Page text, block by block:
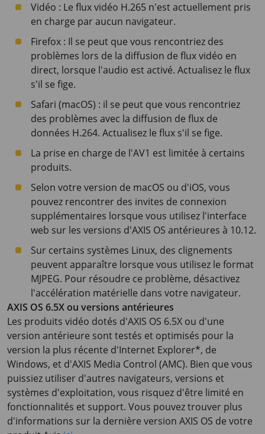
Vidéo : Le flux vidéo H.265 n'est actuellement pris
en charge par aucun navigateur.
Firefox : Il se peut que vous rencontriez des
problèmes lors de la diffusion de flux vidéo en
direct, lorsque l'audio est activé. Actualisez le flux
s'il se fige.
Safari (macOS) : il se peut que vous rencontriez
des problèmes avec la diffusion de flux de
données H.264. Actualisez le flux s'il se fige.
La prise en charge de l'AV1 est limitée à certains
produits.
Selon votre version de macOS ou d'iOS, vous
pouvez rencontrer des invites de connexion
supplémentaires lorsque vous utilisez l'interface
web sur les versions d'AXIS OS antérieures à 10.12.
Sur certains systèmes Linux, des clignements
peuvent apparaître lorsque vous utilisez le format
MJPEG. Pour résoudre ce problème, désactivez
l'accélération matérielle dans votre navigateur.
AXIS OS 6.5X ou versions antérieures
Les produits vidéo dotés d'AXIS OS 6.5X ou d'une
version antérieure sont testés et optimisés pour la
version la plus récente d'Internet Explorer*, de
Windows, et d'AXIS Media Control (AMC). Bien que vous
puissiez utiliser d'autres navigateurs, versions et
systèmes d'exploitation, vous risquez d'être limité en
fonctionnalités et support. Vous pouvez trouver plus
d'informations sur la dernière version AXIS OS de votre